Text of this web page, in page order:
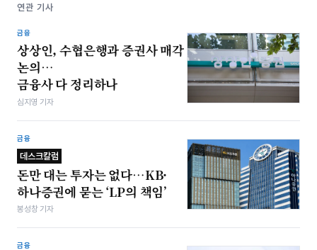
연관 기사
금융
상상인, 수협은행과 증권사 매각
논의…
금융사 다 정리하나
심지영 기자
금융
데스크칼럼
돈만 대는 투자는 없다…KB·
하나증권에 묻는 ‘LP의 책임’
봉성창 기자
금융